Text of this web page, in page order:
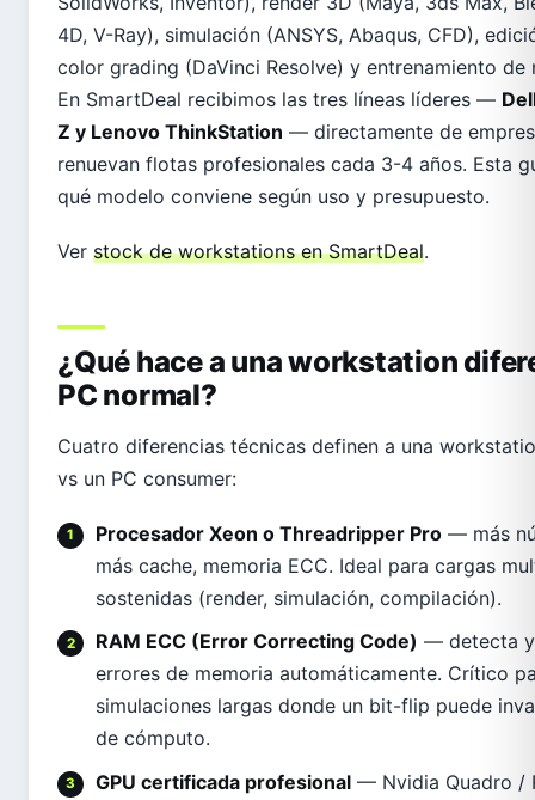
4D, V-Ray), simulación (ANSYS, Abaqus, CFD),
color grading (DaVinci Resolve) y entrenamiento de
En SmartDeal recibimos las tres líneas líderes —
Z y Lenovo ThinkStation — directamente de
renuevan flotas profesionales cada 3-4 años. Esta
qué modelo conviene según uso y presupuesto.
Ver stock de workstations en SmartDeal.
¿Qué hace a una workstation
PC normal?
Cuatro diferencias técnicas definen a una
vs un PC consumer:
Procesador Xeon o Threadripper Pro — más
más cache, memoria ECC. Ideal para cargas
sostenidas (render, simulación, compilación).
RAM ECC (Error Correcting Code) — detecta
errores de memoria automáticamente. Crítico
simulaciones largas donde un bit-flip puede
de cómputo.
GPU certificada profesional — Nvidia Quadro /